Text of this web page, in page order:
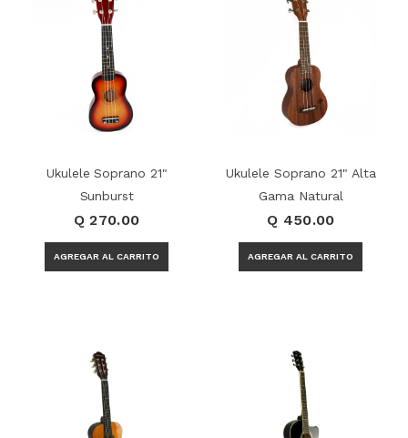
Ukulele Soprano 21"
Sunburst
Q 270.00
Ukulele Soprano 21" Alta
Gama Natural
Q 450.00